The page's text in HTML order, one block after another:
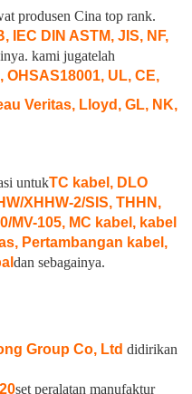
produsen Cina top rank.
IEC DIN ASTM, JIS, NF,
kami jugatelah
OHSAS18001, UL, CE,
Veritas, Lloyd, GL, NK,
untukTC kabel, DLO
XHHW-2/SIS, THHN,
MV-105, MC kabel, kabel
Pertambangan kabel,
dan sebagainya.
Group Co, Ltd didirikan
set peralatan manufaktur